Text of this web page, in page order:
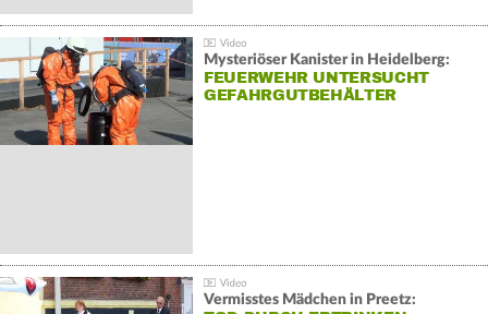
Mysteriöser Kanister in Heidelberg:
FEUERWEHR UNTERSUCHT
GEFAHRGUTBEHÄLTER
Vermisstes Mädchen in Preetz: